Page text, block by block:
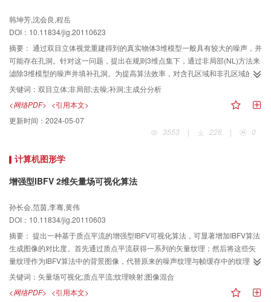
韩坤芳,沈会良,程岳
DOI：10.11834/jig.20110623
摘要： 通过双目立体视觉重建得到的真实物体3维模型一般具有较大的噪声，并
可能存在孔洞。针对这一问题，提出在规则3维点集下，通过非局部(NL)方法来
滤除3维模型的噪声并填补孔洞。为提高算法效率，对含孔区域和非孔区域的点
集，分别做基本NL滤波和基于主成分分析的NL滤波，然后进一步通过NL方法
对孔洞做填补。实验结果表明，对于多种真实物体，所提出的方法均能有效地
重建3维模型，且与其他方法相比具有更高的精度。
关键词： 双目立体;非局部;去噪;补洞;主成分分析
<网络PDF> <引用本文>
更新时间： 2024-05-07
3553
| 226 | 0
计算机图形学
增强型IBFV 2维矢量场可视化算法
孙长会,范茵,李骞,黄伟
DOI：10.11834/jig.20110603
摘要： 提出一种基于质点平流的增强型IBFV可视化算法，可显著增加IBFV算法
生成图像的对比度。首先通过质点平流获得一系列的矢量纹理；然后将这些矢
量纹理作为IBFV算法中的背景图像，代替原来的噪声纹理与帧缓存中的纹理进
行图像混合生成新图。通过这种方式不仅可以准确反映流场的动态变化，而且
关键词： 矢量场可视化;质点平流;纹理映射;图像混合
<网络PDF> <引用本文>